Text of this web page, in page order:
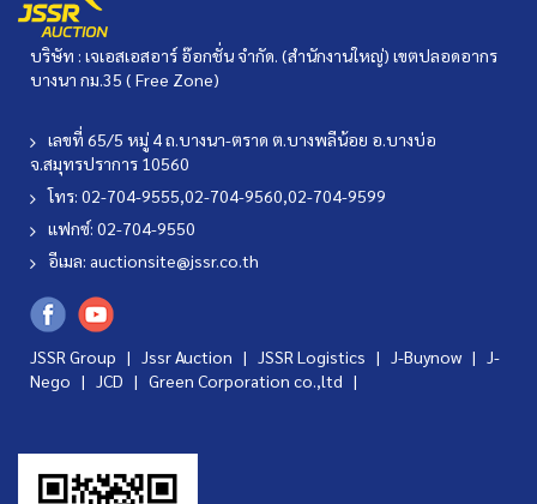
บริษัท : เจเอสเอสอาร์ อ๊อกชั่น จำกัด. (สำนักงานใหญ่) เขตปลอดอากร
บางนา กม.35 ( Free Zone)
เลขที่ 65/5 หมู่ 4 ถ.บางนา-ตราด ต.บางพลีน้อย อ.บางบ่อ
จ.สมุทรปราการ 10560
โทร: 02-704-9555,02-704-9560,02-704-9599
แฟกซ์: 02-704-9550
อีเมล: auctionsite@jssr.co.th
JSSR Group | Jssr Auction | JSSR Logistics | J-Buynow | J-
Nego | JCD | Green Corporation co.,ltd |